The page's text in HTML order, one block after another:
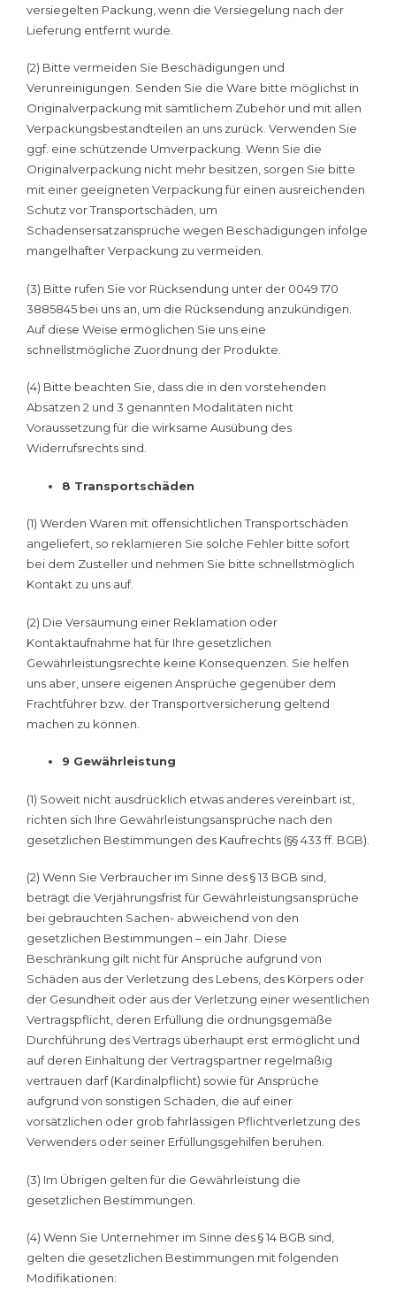
versiegelten Packung, wenn die Versiegelung nach der
Lieferung entfernt wurde.
(2) Bitte vermeiden Sie Beschädigungen und
Verunreinigungen. Senden Sie die Ware bitte möglichst in
Originalverpackung mit sämtlichem Zubehör und mit allen
Verpackungsbestandteilen an uns zurück. Verwenden Sie
ggf. eine schützende Umverpackung. Wenn Sie die
Originalverpackung nicht mehr besitzen, sorgen Sie bitte
mit einer geeigneten Verpackung für einen ausreichenden
Schutz vor Transportschäden, um
Schadensersatzansprüche wegen Beschädigungen infolge
mangelhafter Verpackung zu vermeiden.
(3) Bitte rufen Sie vor Rücksendung unter der 0049 170
3885845 bei uns an, um die Rücksendung anzukündigen.
Auf diese Weise ermöglichen Sie uns eine
schnellstmögliche Zuordnung der Produkte.
(4) Bitte beachten Sie, dass die in den vorstehenden
Absätzen 2 und 3 genannten Modalitäten nicht
Voraussetzung für die wirksame Ausübung des
Widerrufsrechts sind.
8 Transportschäden
(1) Werden Waren mit offensichtlichen Transportschäden
angeliefert, so reklamieren Sie solche Fehler bitte sofort
bei dem Zusteller und nehmen Sie bitte schnellstmöglich
Kontakt zu uns auf.
(2) Die Versäumung einer Reklamation oder
Kontaktaufnahme hat für Ihre gesetzlichen
Gewährleistungsrechte keine Konsequenzen. Sie helfen
uns aber, unsere eigenen Ansprüche gegenüber dem
Frachtführer bzw. der Transportversicherung geltend
machen zu können.
9 Gewährleistung
(1) Soweit nicht ausdrücklich etwas anderes vereinbart ist,
richten sich Ihre Gewährleistungsansprüche nach den
gesetzlichen Bestimmungen des Kaufrechts (§§ 433 ff. BGB).
(2) Wenn Sie Verbraucher im Sinne des § 13 BGB sind,
beträgt die Verjährungsfrist für Gewährleistungsansprüche
bei gebrauchten Sachen- abweichend von den
gesetzlichen Bestimmungen – ein Jahr. Diese
Beschränkung gilt nicht für Ansprüche aufgrund von
Schäden aus der Verletzung des Lebens, des Körpers oder
der Gesundheit oder aus der Verletzung einer wesentlichen
Vertragspflicht, deren Erfüllung die ordnungsgemäße
Durchführung des Vertrags überhaupt erst ermöglicht und
auf deren Einhaltung der Vertragspartner regelmäßig
vertrauen darf (Kardinalpflicht) sowie für Ansprüche
aufgrund von sonstigen Schäden, die auf einer
vorsätzlichen oder grob fahrlässigen Pflichtverletzung des
Verwenders oder seiner Erfüllungsgehilfen beruhen.
(3) Im Übrigen gelten für die Gewährleistung die
gesetzlichen Bestimmungen.
(4) Wenn Sie Unternehmer im Sinne des § 14 BGB sind,
gelten die gesetzlichen Bestimmungen mit folgenden
Modifikationen: